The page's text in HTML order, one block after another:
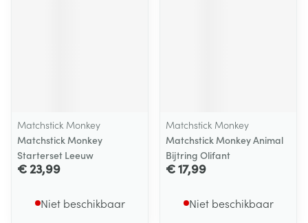
Matchstick Monkey
Matchstick Monkey
Starterset Leeuw
€ 23,99
Niet beschikbaar
Matchstick Monkey
Matchstick Monkey Animal
Bijtring Olifant
€ 17,99
Niet beschikbaar